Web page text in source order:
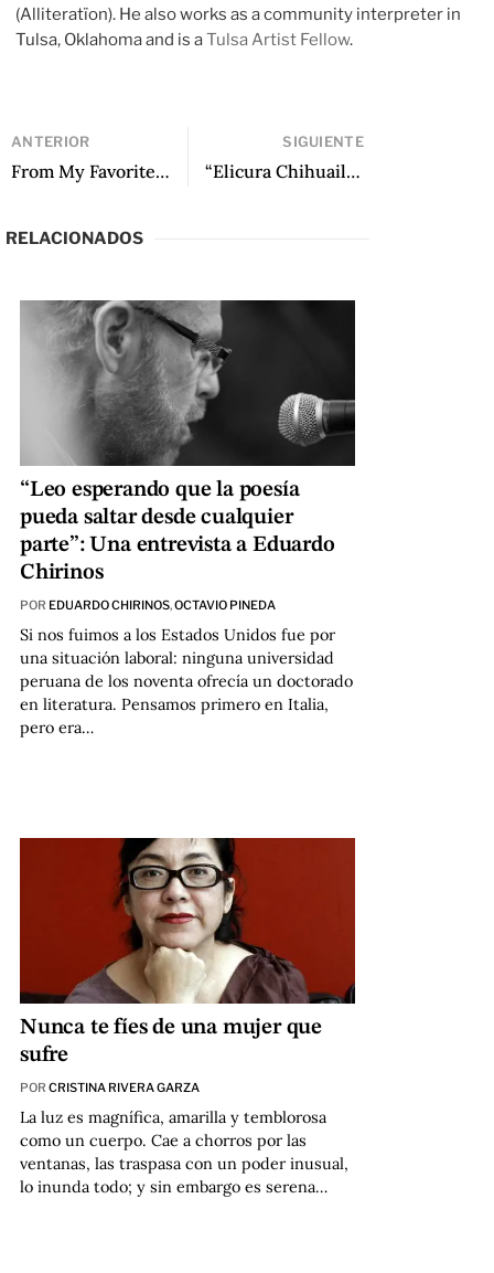
(Alliteratïon). He also works as a community interpreter in
Tulsa, Oklahoma and is aTulsa Artist Fellow.
ANTERIOR
From My Favorite Girlfriend Was a French Bulldog by Legna Rodriguez Iglesias, translated by Megan McDowell
SIGUIENTE
“Elicura Chihuailaf: la tarea del traductor mapuche” de Christian Elguera
RELACIONADOS
“Leo esperando que la poesía
pueda saltar desde cualquier
parte”: Una entrevista a Eduardo
Chirinos
POR EDUARDO CHIRINOS,OCTAVIO PINEDA
Si nos fuimos a los Estados Unidos fue por
una situación laboral: ninguna universidad
peruana de los noventa ofrecía un doctorado
en literatura. Pensamos primero en Italia,
pero era…
Nunca te fíes de una mujer que
sufre
POR CRISTINA RIVERA GARZA
La luz es magnífica, amarilla y temblorosa
como un cuerpo. Cae a chorros por las
ventanas, las traspasa con un poder inusual,
lo inunda todo; y sin embargo es serena…